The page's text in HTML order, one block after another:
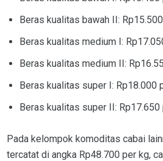
Beras kualitas bawah II:
Beras kualitas medium I:
Beras kualitas medium II:
Beras kualitas super I: Rp18.000
Beras kualitas super II: Rp17.650
Pada kelompok komoditas cabai
tercatat di angka Rp48.700 per kg,